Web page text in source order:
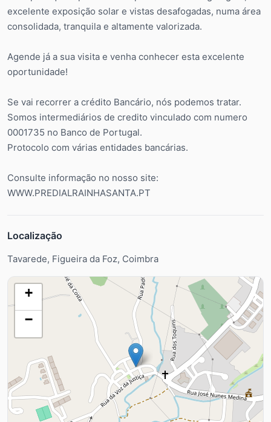
excelente exposição solar e vistas desafogadas, numa área
consolidada, tranquila e altamente valorizada.
Agende já a sua visita e venha conhecer esta excelente
oportunidade!
Se vai recorrer a crédito Bancário, nós podemos tratar.
Somos intermediários de credito vinculado com numero
0001735 no Banco de Portugal.
Protocolo com várias entidades bancárias.
Consulte informação no nosso site:
WWW.PREDIALRAINHASANTA.PT
Localização
Tavarede, Figueira da Foz, Coimbra
+
−